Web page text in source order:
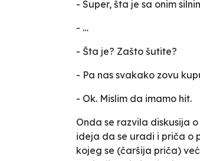
- Super, šta je sa onim
- …
- Šta je? Zašto šutite?
- Pa nas svakako zovu
- Ok. Mislim da imamo hit.
Onda se razvila diskusija
ideja da se uradi i priča o
kojeg se (čaršija priča)